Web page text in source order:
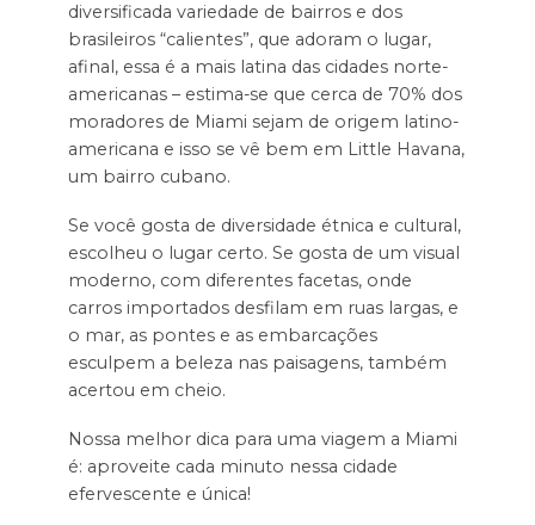
diversificada variedade de bairros e dos
brasileiros “calientes”, que adoram o lugar,
afinal, essa é a mais latina das cidades norte-
americanas – estima-se que cerca de 70% dos
moradores de Miami sejam de origem latino-
americana e isso se vê bem em Little Havana,
um bairro cubano.
Se você gosta de diversidade étnica e cultural,
escolheu o lugar certo. Se gosta de um visual
moderno, com diferentes facetas, onde
carros importados desfilam em ruas largas, e
o mar, as pontes e as embarcações
esculpem a beleza nas paisagens, também
acertou em cheio.
Nossa melhor dica para uma viagem a Miami
é: aproveite cada minuto nessa cidade
efervescente e única!